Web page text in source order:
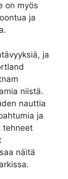
on myös
ja
ja
niistä.
nauttia
ja
tehneet
näitä